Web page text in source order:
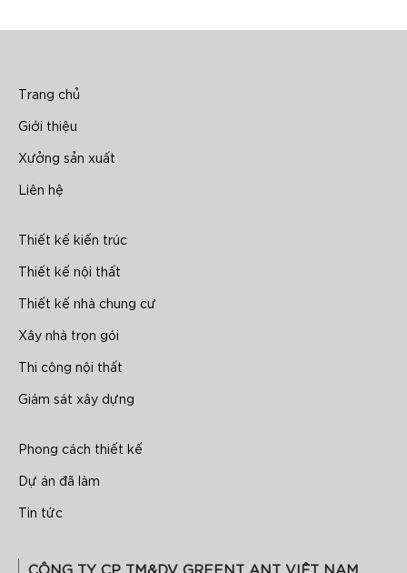
Trang chủ
Giới thiệu
Xưởng sản xuất
Liên hệ
Thiết kế kiến trúc
Thiết kế nội thất
Thiết kế nhà chung cư
Xây nhà trọn gói
Thi công nội thất
Giám sát xây dựng
Phong cách thiết kế
Dự án đã làm
Tin tức
CÔNG TY CP TM&DV GREENT ANT VIỆT NAM